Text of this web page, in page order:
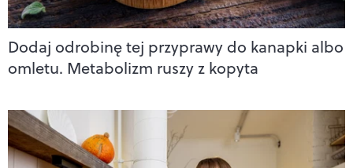
Dodaj odrobinę tej przyprawy do kanapki albo
omletu. Metabolizm ruszy z kopyta